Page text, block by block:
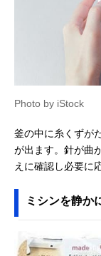
Photo by iStock
釜の中に糸くずが
が出ます。針が曲
えに確認し必要に
ミシンを静か